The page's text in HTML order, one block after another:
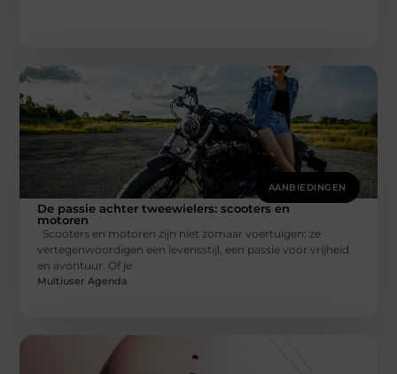
AANBIEDINGEN
De passie achter tweewielers: scooters en
motoren
Scooters en motoren zijn niet zomaar voertuigen; ze
vertegenwoordigen een levensstijl, een passie voor vrijheid
en avontuur. Of je
Multiuser Agenda